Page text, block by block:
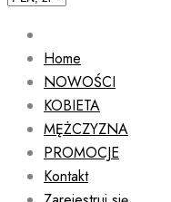
Home
NOWOŚCI
KOBIETA
MĘŻCZYZNA
PROMOCJE
Kontakt